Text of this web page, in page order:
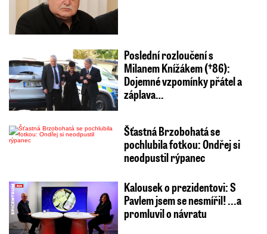
Poslední rozloučení s
Milanem Knížákem (†86):
Dojemné vzpomínky přátel a
záplava…
Šťastná Brzobohatá se
pochlubila fotkou: Ondřej si
neodpustil rýpanec
Kalousek o prezidentovi: S
Pavlem jsem se nesmířil! ...a
promluvil o návratu